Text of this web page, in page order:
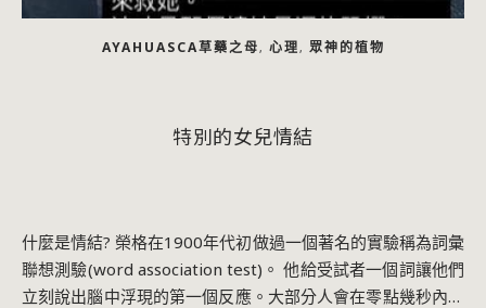
AYAHUASCA草藥之母, 心理, 眾神的植物
特別的女兒情結
什麼是情結? 榮格在1900年代初做過一個著名的實驗稱為詞彙
聯想測驗(word association test)。 他給受試者一個詞讓他們
立刻說出腦中浮現的第一個反應。大部分人會在零點幾秒內回